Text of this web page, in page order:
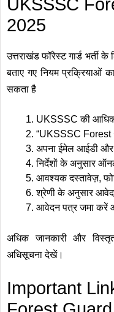
UKSSSC
2025
उत्तराखंड फॉरेस्ट गार्ड भर्ती
बताए गए नियम प्रक्रियाओं
सकता है
UKSSSC की
“UKSSSC Forest
अपना ईमेल आईडी
निर्देशों के अनुसार
आवश्यक दस्तावेज़,
श्रेणी के अनुसार
आवेदन पत्र जमा करें
अधिक जानकारी और
अधिसूचना देखें।
Important